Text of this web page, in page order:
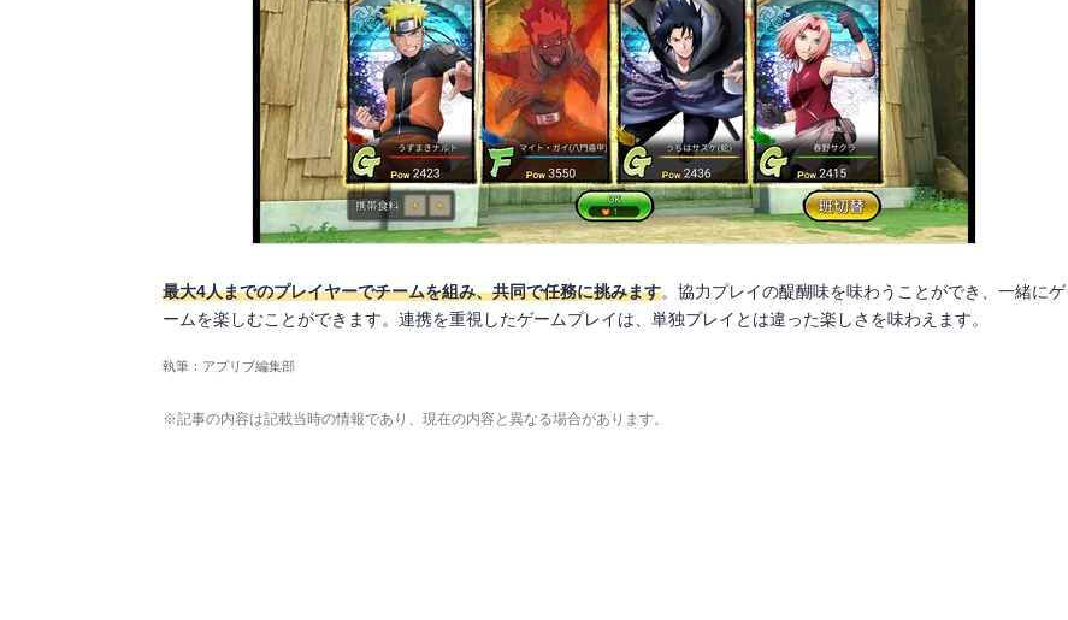
最大4人までのプレイヤーでチームを組み、共同で任務に挑みます。協力プレイの醍醐味を味わうことができ、一緒にゲ
ームを楽しむことができます。連携を重視したゲームプレイは、単独プレイとは違った楽しさを味わえます。
執筆：アプリブ編集部
※記事の内容は記載当時の情報であり、現在の内容と異なる場合があります。